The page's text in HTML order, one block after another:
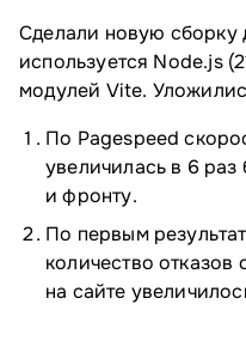
Сделали новую сборку
используется Node.js
модулей Vite.
По Pagespeed
увеличилась в 6
и фронту.
По первым
количество отказов
на сайте